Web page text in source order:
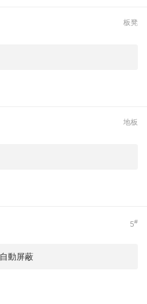
板凳
地板
5#
動屏蔽